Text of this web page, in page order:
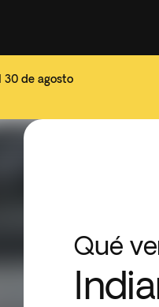
30 de agosto
Qué